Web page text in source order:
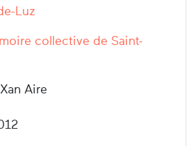
Luz
collective de Saint-
Xan Aire